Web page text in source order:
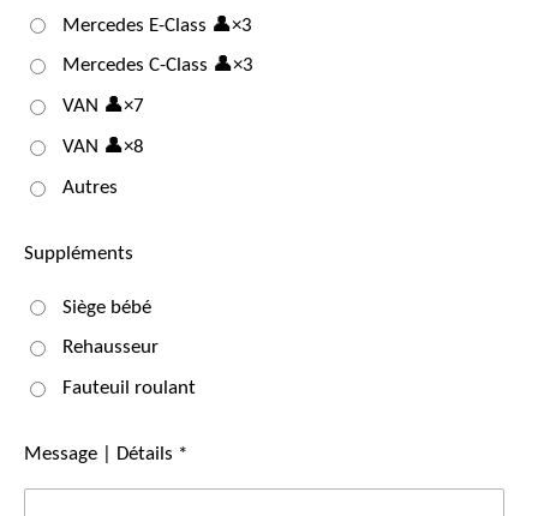
Mercedes E-Class 👤×3
Mercedes C-Class 👤×3
VAN 👤×7
VAN 👤×8
Autres
Suppléments
Siège bébé
Rehausseur
Fauteuil roulant
Message | Détails *